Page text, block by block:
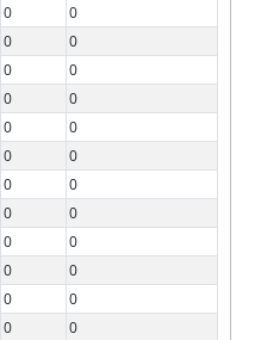
0
0
0
0
0
0
0
0
0
0
0
0
0
0
0
0
0
0
0
0
0
0
0
0